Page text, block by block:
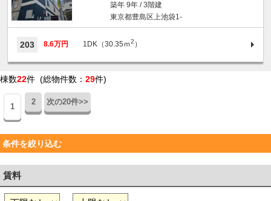
築年 9年 / 3階建
東京都豊島区上池袋1-
203 8.6万円 1DK（30.35ｍ2 ）
棟数22件 (総物件数： 29件)
1
2 次の20件>>
条件を絞り込む
賃料